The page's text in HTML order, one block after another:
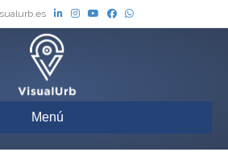
Menú